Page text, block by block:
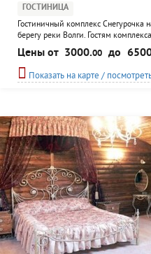
ГОСТИНИЦА
Гостиничный комплекс Снегурочка
берегу реки Волги. Гостям
со всеми удобствами. Постояльцы
апартаментов типа люкс. К услугам
финская сауна, тренажерный зал,
Цены от 3000.00 до
Показать на карте /